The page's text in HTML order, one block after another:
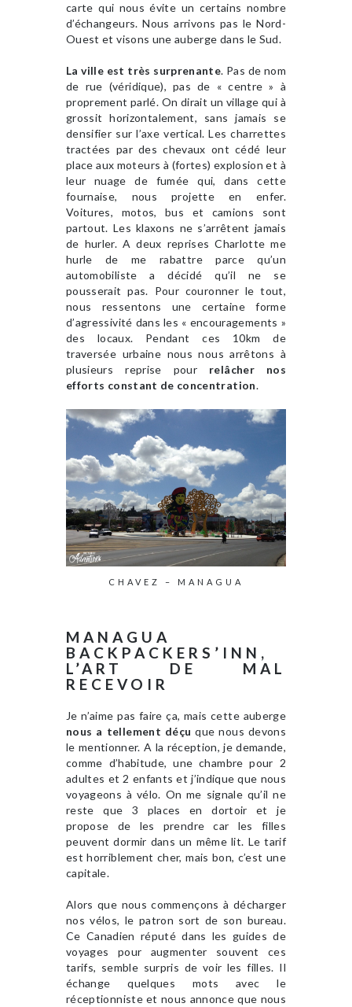
carte qui nous évite un certains nombre
d’échangeurs. Nous arrivons pas le Nord-
Ouest et visons une auberge dans le Sud.
La ville est très surprenante. Pas de nom
de rue (véridique), pas de « centre » à
proprement parlé. On dirait un village qui à
grossit horizontalement, sans jamais se
densifier sur l’axe vertical. Les charrettes
tractées par des chevaux ont cédé leur
place aux moteurs à (fortes) explosion et à
leur nuage de fumée qui, dans cette
fournaise, nous projette en enfer.
Voitures, motos, bus et camions sont
partout. Les klaxons ne s’arrêtent jamais
de hurler. A deux reprises Charlotte me
hurle de me rabattre parce qu’un
automobiliste a décidé qu’il ne se
pousserait pas. Pour couronner le tout,
nous ressentons une certaine forme
d’agressivité dans les « encouragements »
des locaux. Pendant ces 10km de
traversée urbaine nous nous arrêtons à
plusieurs reprise pour relâcher nos
efforts constant de concentration.
CHAVEZ – MANAGUA
MANAGUA
BACKPACKERS’INN,
L’ART DE MAL
RECEVOIR
Je n’aime pas faire ça, mais cette auberge
nous a tellement déçu que nous devons
le mentionner. A la réception, je demande,
comme d’habitude, une chambre pour 2
adultes et 2 enfants et j’indique que nous
voyageons à vélo. On me signale qu’il ne
reste que 3 places en dortoir et je
propose de les prendre car les filles
peuvent dormir dans un même lit. Le tarif
est horriblement cher, mais bon, c’est une
capitale.
Alors que nous commençons à décharger
nos vélos, le patron sort de son bureau.
Ce Canadien réputé dans les guides de
voyages pour augmenter souvent ces
tarifs, semble surpris de voir les filles. Il
échange quelques mots avec le
réceptionniste et nous annonce que nous